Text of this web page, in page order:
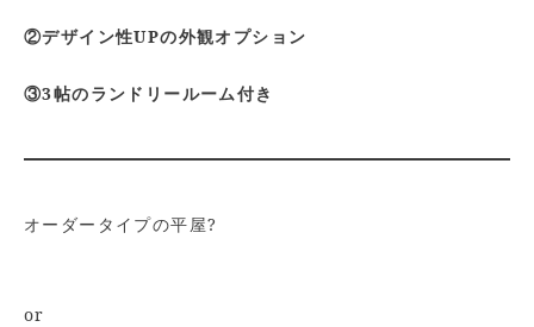
②デザイン性UPの外観オプション
③3帖のランドリールーム付き
オーダータイプの平屋?
or